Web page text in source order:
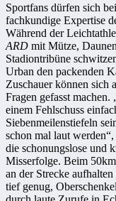
Sportfans dürfen sich
fachkundige Expertise
Während der
ARD mit Mütze,
Stadiontribüne
Urban den packenden
Zuschauer können sich
Fragen gefasst machen.
einem Fehlschuss
Siebenmeilenstiefeln
schon mal laut
die schonungslose und
Misserfolge. Beim
an der Strecke
tief genug,